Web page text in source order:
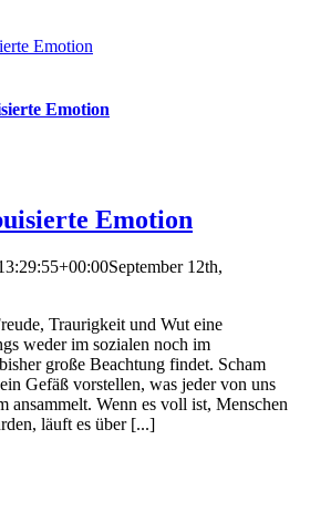
Emotion
Emotion
Emotion
September 12th,
Traurigkeit und Wut eine
weder im sozialen noch im
große Beachtung findet. Scham
Gefäß vorstellen, was jeder von uns
ansammelt. Wenn es voll ist, Menschen
läuft es über [...]